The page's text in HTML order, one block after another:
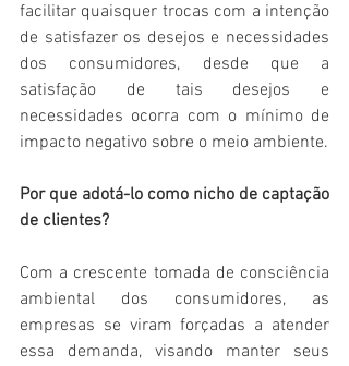
facilitar quaisquer trocas com a intenção
de satisfazer os desejos e necessidades
dos consumidores, desde que a
satisfação de tais desejos e
necessidades ocorra com o mínimo de
impacto negativo sobre o meio ambiente.
Por que adotá-lo como nicho de captação
de clientes?
Com a crescente tomada de consciência
ambiental dos consumidores, as
empresas se viram forçadas a atender
essa demanda, visando manter seus